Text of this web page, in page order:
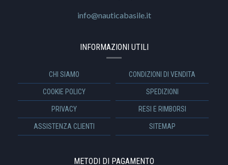
info@nauticabasile.it
INFORMAZIONI UTILI
CHI SIAMO CONDIZIONI DI VENDITA
COOKIE POLICY SPEDIZIONI
PRIVACY RESI E RIMBORSI
ASSISTENZA CLIENTI SITEMAP
METODI DI PAGAMENTO